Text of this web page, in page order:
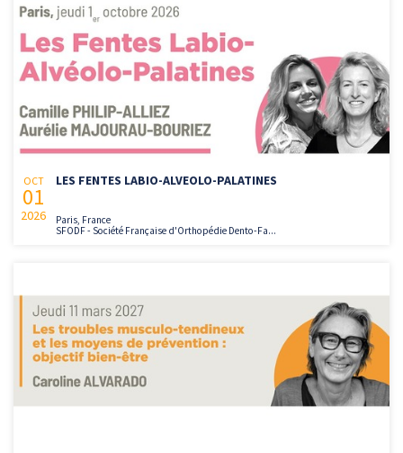
OCT
01
2026
LES FENTES LABIO-ALVEOLO-PALATINES
Paris, France
SFODF - Société Française d'Orthopédie Dento-Fa...